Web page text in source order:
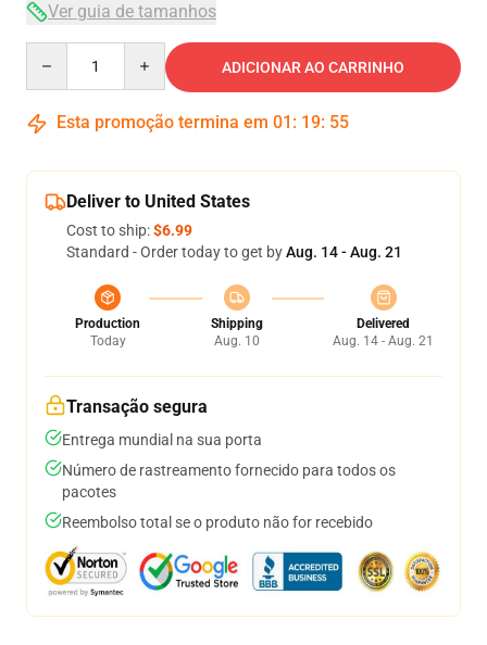
Ver guia de tamanhos
ADICIONAR AO CARRINHO
Esta promoção termina em 01 : 19: 55
Deliver to United States
Cost to ship:$6.99
Standard - Order today to get byAug. 14 - Aug. 21
Production
Today
Shipping
Aug. 10
Delivered
Aug. 14 - Aug. 21
Transação segura
Entrega mundial na sua porta
Número de rastreamento fornecido para todos os
pacotes
Reembolso total se o produto não for recebido